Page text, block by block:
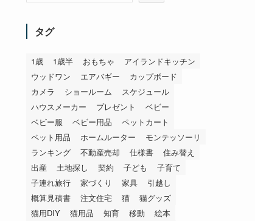
タグ
1歳 1歳半 おもちゃ
アイランドキッチン
ウッドワン
エアバギー
カップボード
カメラ
ショールーム
スケジュール
ハウスメーカー
プレゼント
ベビー
ベビー服
ベビー用品
ペットカート
ペット用品
ホームルーター
モンテッソーリ
ランキング
不動産売却 仕様書
住み替え
出産
土地探し 契約 子ども
子育て
子連れ旅行
家づくり 家具
引越し
概算見積書
注文住宅 猫
猫グッズ
猫用DIY
猫用品 知育 移動
絵本